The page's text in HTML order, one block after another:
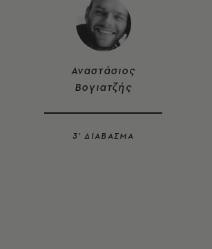
Αναστάσιος
Βογιατζής
3’ ΔΙΑΒΑΣΜΑ